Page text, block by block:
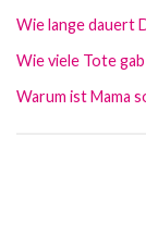
Wie lange dauert
Wie viele Tote
Warum ist Mama